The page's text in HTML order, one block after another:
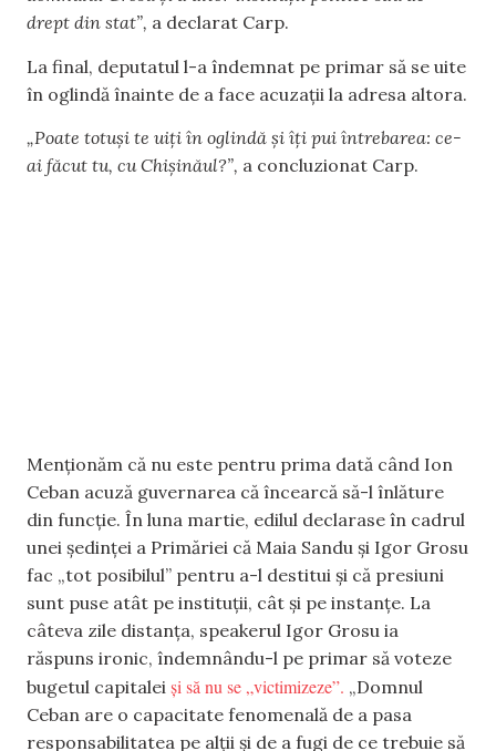
drept din stat”, a declarat Carp.
La final, deputatul l-a îndemnat pe primar să se uite
în oglindă înainte de a face acuzații la adresa altora.
„Poate totuși te uiți în oglindă și îți pui întrebarea: ce-
ai făcut tu, cu Chișinăul?”, a concluzionat Carp.
Menționăm că nu este pentru prima dată când Ion
Ceban acuză guvernarea că încearcă să-l înlăture
din funcție. În luna martie, edilul declarase în cadrul
unei ședinței a Primăriei că Maia Sandu și Igor Grosu
fac „tot posibilul” pentru a-l destitui și că presiuni
sunt puse atât pe instituții, cât și pe instanțe. La
câteva zile distanța, speakerul Igor Grosu ia
răspuns ironic, îndemnându-l pe primar să voteze
bugetul capitalei și să nu se „victimizeze”. „Domnul
Ceban are o capacitate fenomenală de a pasa
responsabilitatea pe alții și de a fugi de ce trebuie să